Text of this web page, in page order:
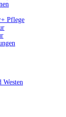
Pflege
Westen